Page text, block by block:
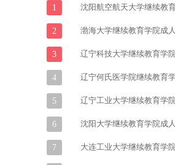
1
2 渤海大学继续教育学院成
3
4
5
6 沈阳大学继续教育学院成
7